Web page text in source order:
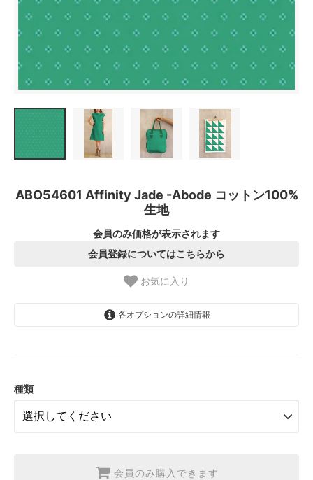
ABO54601 Affinity Jade -Abode コットン100%
生地
会員のみ価格が表示されます
会員登録についてはこちらから
お気に入り
各オプションの詳細情報
【2026/9/20〆10月発送予定分】
種類
会員のみ購入できます